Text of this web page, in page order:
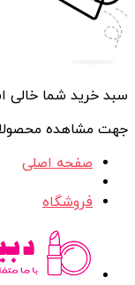
سبد خرید شما خالی
جهت مشاهده
صفحه اصلی
فروشگاه